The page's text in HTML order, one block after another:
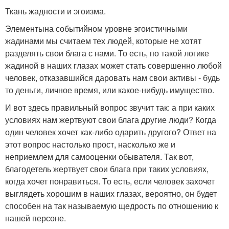
Ткань жадности и эгоизма.
Элементына событийном уровне эгоистичными
жадинами мы считаем тех людей, которые не хотят
разделять свои блага с нами. То есть, по такой логике
жадиной в наших глазах может стать совершенно любой
человек, отказавшийся даровать нам свои активы - будь
то деньги, личное время, или какое-нибудь имущество.
И вот здесь правильный вопрос звучит так: а при каких
условиях нам жертвуют свои блага другие люди? Когда
один человек хочет как-либо одарить другого? Ответ на
этот вопрос настолько прост, насколько же и
неприемлем для самооценки обывателя. Так вот,
благодетель жертвует свои блага при таких условиях,
когда хочет понравиться. То есть, если человек захочет
выглядеть хорошим в наших глазах, вероятно, он будет
способен на так называемую щедрость по отношению к
нашей персоне.